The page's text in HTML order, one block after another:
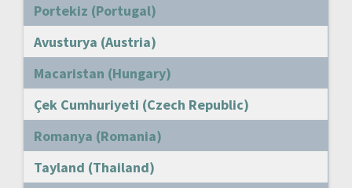
Portekiz (Portugal)
Avusturya (Austria)
Macaristan (Hungary)
Çek Cumhuriyeti (Czech Republic)
Romanya (Romania)
Tayland (Thailand)